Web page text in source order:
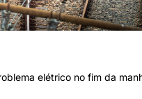
elétrico no fim da